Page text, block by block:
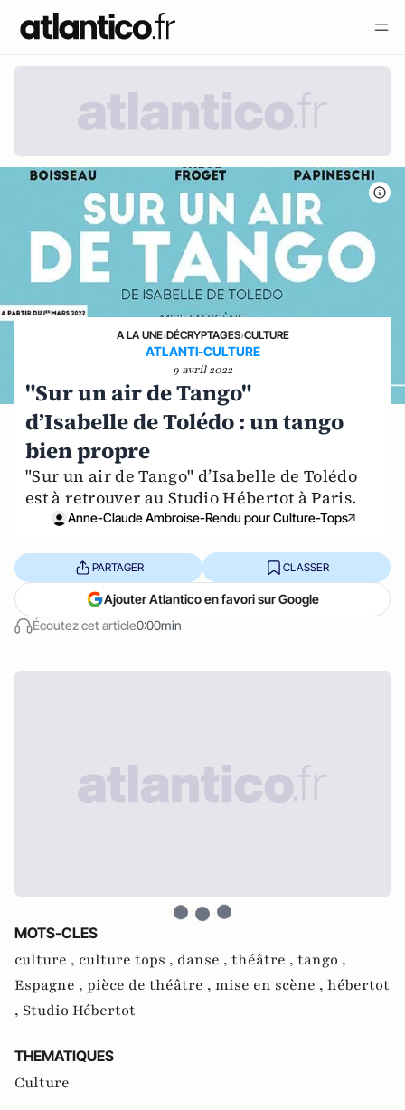
A LA UNE›DÉCRYPTAGES›CULTURE
ATLANTI-CULTURE
9 avril 2022
"Sur un air de Tango"
d’Isabelle de Tolédo : un tango
bien propre
"Sur un air de Tango" d’Isabelle de Tolédo
est à retrouver au Studio Hébertot à Paris.
Anne-Claude Ambroise-Rendu pour Culture-Tops
Écoutez cet article0:00min
PARTAGER CLASSER
Ajouter Atlantico en favori sur Google
MOTS-CLES
culture , culture tops , danse , théâtre , tango ,
Espagne , pièce de théâtre , mise en scène , hébertot
, Studio Hébertot
THEMATIQUES
Culture